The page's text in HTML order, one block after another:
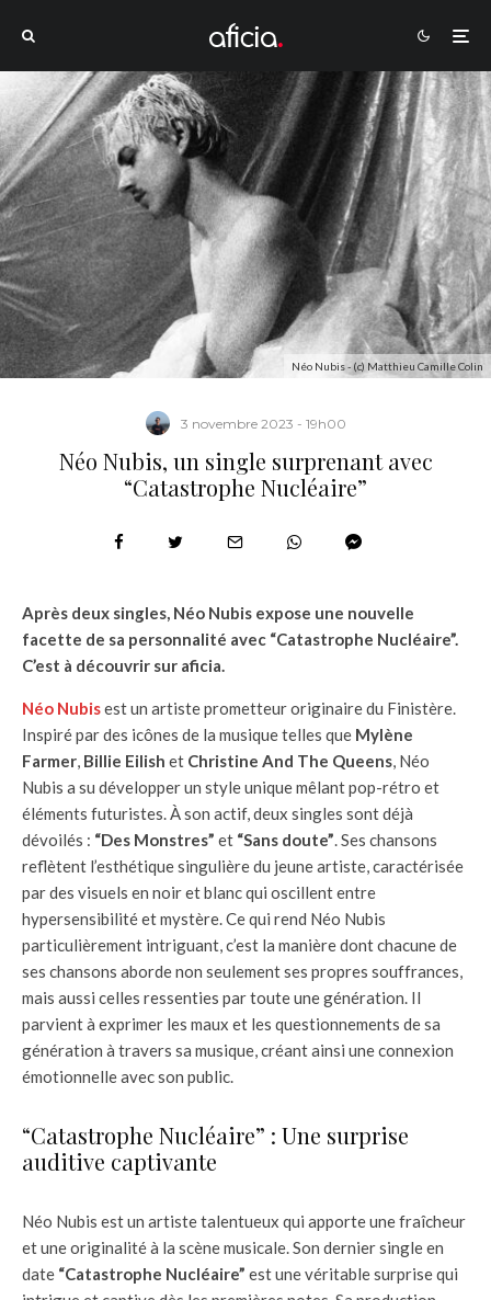
Néo Nubis - (c) Matthieu Camille Colin
3 novembre 2023 - 19h00
Néo Nubis, un single surprenant avec
“Catastrophe Nucléaire”
Après deux singles, Néo Nubis expose une nouvelle
facette de sa personnalité avec “Catastrophe Nucléaire”.
C’est à découvrir sur aficia.
Néo Nubisest un artiste prometteur originaire du Finistère.
Inspiré par des icônes de la musique telles que Mylène
Farmer, Billie Eilish et Christine And The Queens, Néo
Nubis a su développer un style unique mêlant pop-rétro et
éléments futuristes. À son actif, deux singles sont déjà
dévoilés : “Des Monstres” et “Sans doute”. Ses chansons
reflètent l’esthétique singulière du jeune artiste, caractérisée
par des visuels en noir et blanc qui oscillent entre
hypersensibilité et mystère. Ce qui rend Néo Nubis
particulièrement intriguant, c’est la manière dont chacune de
ses chansons aborde non seulement ses propres souffrances,
mais aussi celles ressenties par toute une génération. Il
parvient à exprimer les maux et les questionnements de sa
génération à travers sa musique, créant ainsi une connexion
émotionnelle avec son public.
“Catastrophe Nucléaire” : Une surprise
auditive captivante
Néo Nubis est un artiste talentueux qui apporte une fraîcheur
et une originalité à la scène musicale. Son dernier single en
date “Catastrophe Nucléaire” est une véritable surprise qui